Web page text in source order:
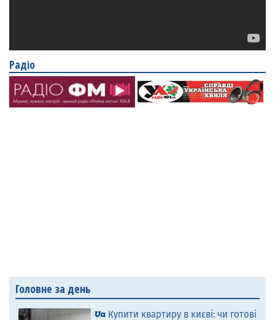
Радіо
Головне за день
Купити квартиру в києві: чи готові